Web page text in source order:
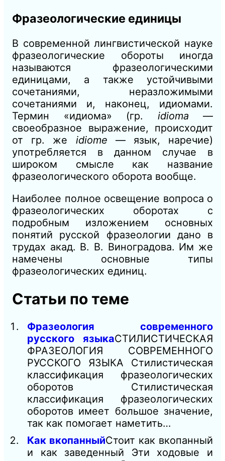
Фразеологические единицы
В современной лингвистической науке
фразеологические обороты иногда
называются фразеологическими
единицами, а также устойчивыми
сочетаниями, неразложимыми
сочетаниями и, наконец, идиомами.
Термин «идиома» (гр. idioma —
своеобразное выражение, происходит
от гр. же idiome — язык, наречие)
употребляется в данном случае в
широком смысле как название
фразеологического оборота вообще.
Наиболее полное освещение вопроса о
фразеологических оборотах с
подробным изложением основных
понятий русской фразеологии дано в
трудах акад. В. В. Виноградова. Им же
намечены основные типы
фразеологических единиц.
Статьи по теме
Фразеология современного
русского языкаСТИЛИСТИЧЕСКАЯ
ФРАЗЕОЛОГИЯ СОВРЕМЕННОГО
РУССКОГО ЯЗЫКА Стилистическая
классификация фразеологических
оборотов Стилистическая
классификация фразеологических
оборотов имеет большое значение,
так как помогает наметить…
Как вкопанныйСтоит как вкопанный
и как заведенный Эти ходовые и